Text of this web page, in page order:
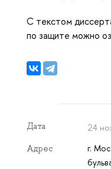
С текстом
по защите можно
Дата 24
Адрес
г.